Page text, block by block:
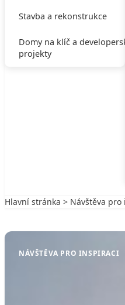
Stavba a rekonstrukce
Domy na klíč a
projekty
Hlavní stránka > Návštěva pro
NÁVŠTĚVA PRO INSPIRACI